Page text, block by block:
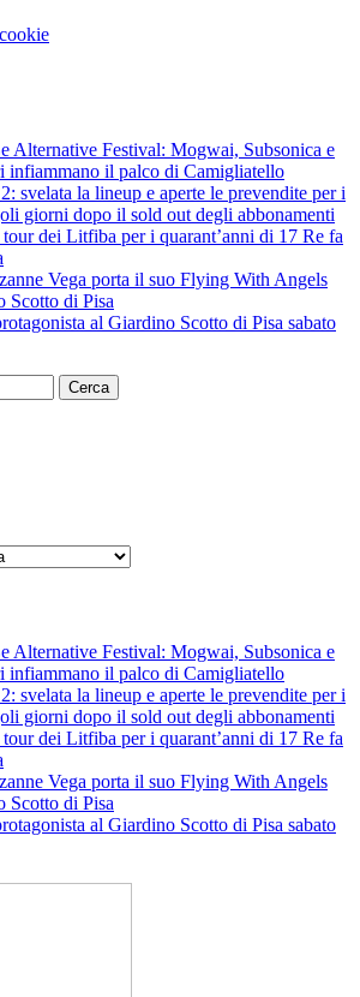
Alternative Festival: Mogwai, Subsonica e
infiammano il palco di Camigliatello
svelata la lineup e aperte le prevendite per i
giorni dopo il sold out degli abbonamenti
dei Litfiba per i quarant’anni di 17 Re fa
Vega porta il suo Flying With Angels
Scotto di Pisa
al Giardino Scotto di Pisa sabato
Alternative Festival: Mogwai, Subsonica e
infiammano il palco di Camigliatello
svelata la lineup e aperte le prevendite per i
giorni dopo il sold out degli abbonamenti
dei Litfiba per i quarant’anni di 17 Re fa
Vega porta il suo Flying With Angels
Scotto di Pisa
al Giardino Scotto di Pisa sabato